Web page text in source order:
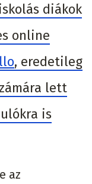
diákok
online
, eredetileg
lett
is
az